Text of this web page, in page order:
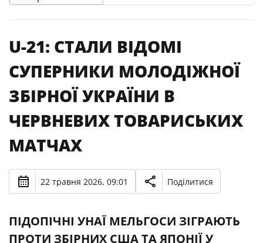
U-21: СТАЛИ ВІДОМІ
СУПЕРНИКИ МОЛОДІЖНОЇ
ЗБІРНОЇ УКРАЇНИ В
ЧЕРВНЕВИХ ТОВАРИСЬКИХ
МАТЧАХ
22 травня 2026, 09:01 Поділитися
ПІДОПІЧНІ УНАЇ МЕЛЬГОСИ ЗІГРАЮТЬ
ПРОТИ ЗБІРНИХ США ТА ЯПОНІЇ У